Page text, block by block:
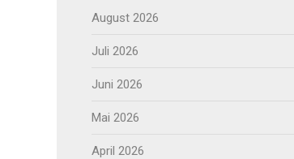
August 2026
Juli 2026
Juni 2026
Mai 2026
April 2026